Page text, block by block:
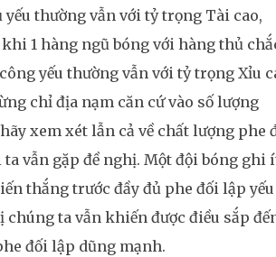
yếu thường vẫn với tỷ trọng Tài cao,
1 hàng ngũ bóng với hàng thủ
yếu thường vẫn với tỷ trọng Xỉu
chỉ địa nạm căn cứ vào số lượng
xem xét lẫn cả về chất lượng phe
vẫn gặp đề nghị. Một đội bóng ghi
thắng trước đầy đủ phe đối lập yếu
ta vẫn khiến được điều sắp
đối lập dũng mạnh.